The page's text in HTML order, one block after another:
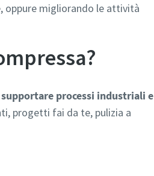
oppure migliorando le attività
supportare processi industriali e
progetti fai da te, pulizia a